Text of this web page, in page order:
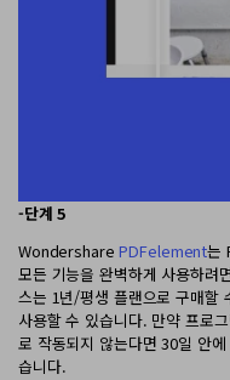
-단계 5
WondersharePDFelement는
모든 기능을 완벽하게 사용하려
스는 1년/평생 플랜으로 구매할
사용할 수 있습니다. 만약 프로
로 작동되지 않는다면 30일 안
습니다.